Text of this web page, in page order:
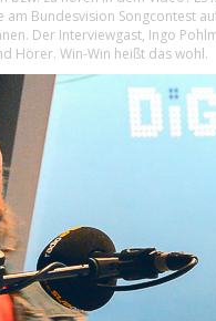
am Bundesvision Songcontest
Der Interviewgast, Ingo
Hörer. Win-Win heißt das wohl.